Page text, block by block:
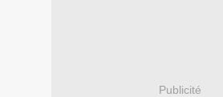
Publicité